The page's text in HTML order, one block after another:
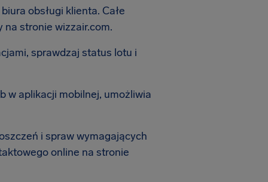
obsługi klienta. Całe
stronie wizzair.com.
sprawdzaj status lotu i
w aplikacji mobilnej, umożliwia
i spraw wymagających
online na stronie